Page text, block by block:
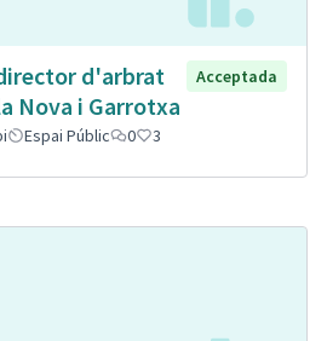
d'arbrat
Nova i Garrotxa
Acceptada
Espai Públic 0 3